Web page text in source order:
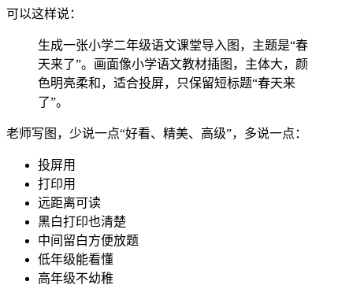
可以这样说：
生成一张小学二年级语文课堂导入图，主题是“春
天来了”。画面像小学语文教材插图，主体大，颜
色明亮柔和，适合投屏，只保留短标题“春天来
了”。
老师写图，少说一点“好看、精美、高级”，多说一点：
投屏用
打印用
远距离可读
黑白打印也清楚
中间留白方便放题
低年级能看懂
高年级不幼稚